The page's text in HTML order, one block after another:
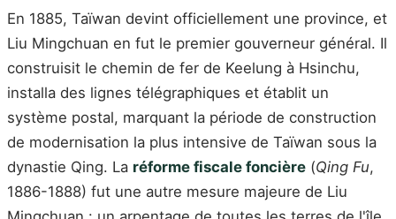
En 1885, Taïwan devint officiellement une province, et
Liu Mingchuan en fut le premier gouverneur général. Il
construisit le chemin de fer de Keelung à Hsinchu,
installa des lignes télégraphiques et établit un
système postal, marquant la période de construction
de modernisation la plus intensive de Taïwan sous la
dynastie Qing. La réforme fiscale foncière (Qing Fu,
1886-1888) fut une autre mesure majeure de Liu